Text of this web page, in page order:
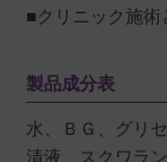
■クリニック施
製品成分表
水、ＢＧ、グリ
清液、スクワラ